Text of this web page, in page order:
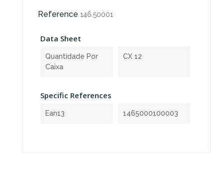
Reference 146.50001
Data Sheet
Quantidade Por
Caixa
CX 12
Specific References
Ean13 1465000100003